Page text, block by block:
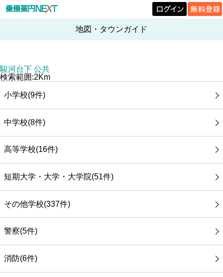
地図・タウンガイド
駿河台下 公共
検索範囲:2Km
小学校(9件)
中学校(8件)
高等学校(16件)
短期大学・大学・大学院(51件)
その他学校(337件)
警察(5件)
消防(6件)